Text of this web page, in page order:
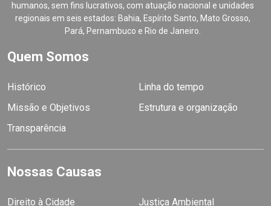
humanos, sem fins lucrativos, com atuação nacional e unidades
regionais em seis estados: Bahia, Espírito Santo, Mato Grosso,
Pará, Pernambuco e Rio de Janeiro.
Quem Somos
Histórico
Linha do tempo
Missão e Objetivos
Estrutura e organização
Transparência
Nossas Causas
Direito à Cidade
Justiça Ambiental